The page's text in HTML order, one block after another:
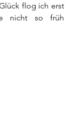
flog ich erst
nicht so früh